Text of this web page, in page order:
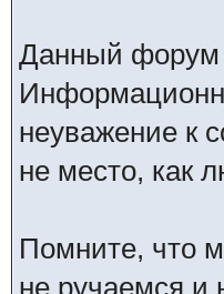
Данный форум
неуважение к
не место, как
Помните, что
не ручаемся и